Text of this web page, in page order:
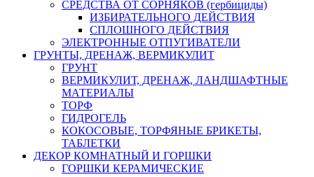
СРЕДСТВА ОТ СОРНЯКОВ (гербициды)
ИЗБИРАТЕЛЬНОГО ДЕЙСТВИЯ
СПЛОШНОГО ДЕЙСТВИЯ
ЭЛЕКТРОННЫЕ ОТПУГИВАТЕЛИ
ГРУНТЫ, ДРЕНАЖ, ВЕРМИКУЛИТ
ГРУНТ
ВЕРМИКУЛИТ, ДРЕНАЖ, ЛАНДШАФТНЫЕ
МАТЕРИАЛЫ
ТОРФ
ГИДРОГЕЛЬ
КОКОСОВЫЕ, ТОРФЯНЫЕ БРИКЕТЫ,
ТАБЛЕТКИ
ДЕКОР КОМНАТНЫЙ И ГОРШКИ
ГОРШКИ КЕРАМИЧЕСКИЕ